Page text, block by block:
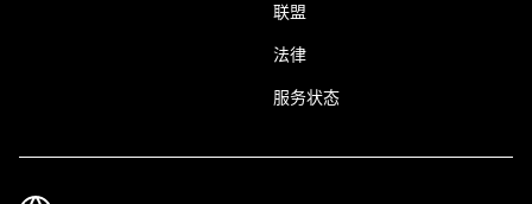
联盟
法律
服务状态